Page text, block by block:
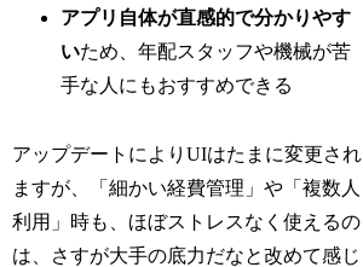
アプリ自体が直感的で分かりやす
いため、年配スタッフや機械が苦
手な人にもおすすめできる
アップデートによりUIはたまに変更され
ますが、「細かい経費管理」や「複数人
利用」時も、ほぼストレスなく使えるの
は、さすが大手の底力だなと改めて感じ